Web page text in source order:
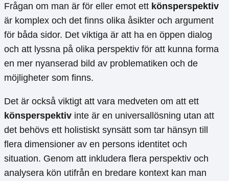
Frågan om man är för eller emot ett könsperspektiv
är komplex och det finns olika åsikter och argument
för båda sidor. Det viktiga är att ha en öppen dialog
och att lyssna på olika perspektiv för att kunna forma
en mer nyanserad bild av problematiken och de
möjligheter som finns.
Det är också viktigt att vara medveten om att ett
könsperspektiv inte är en universallösning utan att
det behövs ett holistiskt synsätt som tar hänsyn till
flera dimensioner av en persons identitet och
situation. Genom att inkludera flera perspektiv och
analysera kön utifrån en bredare kontext kan man